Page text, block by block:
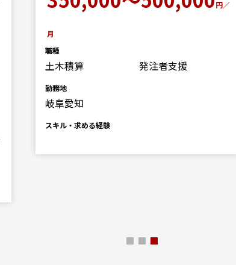
円／
月
職種
土木積算 発注者支援
勤務地
岐阜愛知
スキル・求める経験